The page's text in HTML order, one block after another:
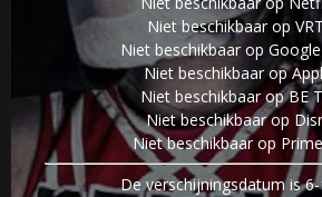
Niet beschikbaar op
Niet beschikbaar op
Niet beschikbaar op
Niet beschikbaar op BE
Niet beschikbaar op
Niet beschikbaar op
De verschijningsdatum is